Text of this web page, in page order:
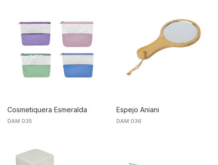
Cosmetiquera Esmeralda
DAM 035
Espejo Aniani
DAM 036